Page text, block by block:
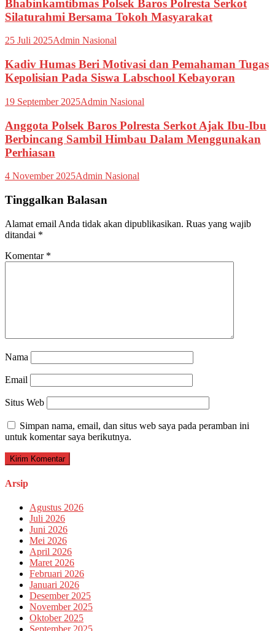
Bhabinkamtibmas Polsek Baros Polresta Serkot
Silaturahmi Bersama Tokoh Masyarakat
25 Juli 2025Admin Nasional
Kadiv Humas Beri Motivasi dan Pemahaman Tugas
Kepolisian Pada Siswa Labschool Kebayoran
19 September 2025Admin Nasional
Anggota Polsek Baros Polresta Serkot Ajak Ibu-Ibu
Berbincang Sambil Himbau Dalam Menggunakan
Perhiasan
4 November 2025Admin Nasional
Tinggalkan Balasan
Alamat email Anda tidak akan dipublikasikan. Ruas yang wajib
ditandai *
Komentar *
Nama
Email
Situs Web
Simpan nama, email, dan situs web saya pada peramban ini
untuk komentar saya berikutnya.
Arsip
Agustus 2026
Juli 2026
Juni 2026
Mei 2026
April 2026
Maret 2026
Februari 2026
Januari 2026
Desember 2025
November 2025
Oktober 2025